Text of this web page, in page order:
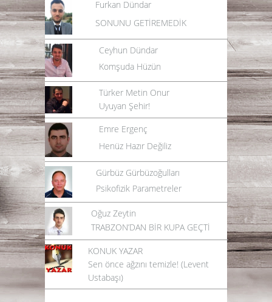
Furkan Dündar
SONUNU GETİREMEDİK
Ceyhun Dündar
Komşuda Hüzün
Türker Metin Onur
Uyuyan Şehir!
Emre Ergenç
Henüz Hazır Değiliz
Gürbüz Gürbüzoğulları
Psikofizik Parametreler
Oğuz Zeytin
TRABZON’DAN BİR KUPA GEÇTİ
KONUK YAZAR
Sen önce ağzını temizle! (Levent
Ustabaşı)